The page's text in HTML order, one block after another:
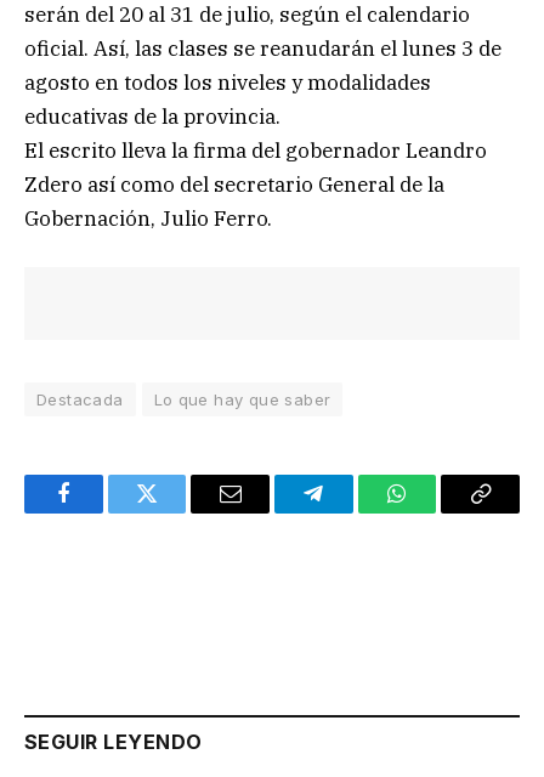
serán del 20 al 31 de julio, según el calendario
oficial. Así, las clases se reanudarán el lunes 3 de
agosto en todos los niveles y modalidades
educativas de la provincia.
El escrito lleva la firma del gobernador Leandro
Zdero así como del secretario General de la
Gobernación, Julio Ferro.
Destacada Lo que hay que saber
FacebookTwitter Email TelegramWhatsAppCopy
SEGUIR LEYENDO